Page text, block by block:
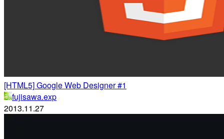
[HTML5] Google Web Designer #1
fujisawa.exp
2013.11.27